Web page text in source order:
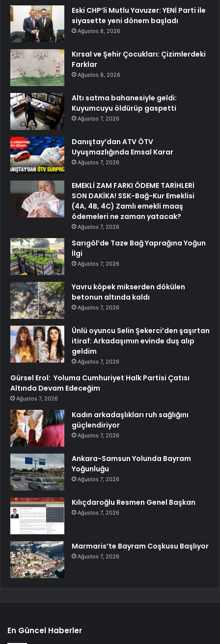
Eski CHP’li Mutlu Yavuzer: YENİ Parti ile
siyasette yeni dönem başladı
Ağustos 8, 2026
Kırsal ve Şehir Çocukları: Çizimlerdeki
Farklar
Ağustos 8, 2026
Altı satma bahanesiyle geldi:
Kuyumcuyu öldürüp gaspetti
Ağustos 7, 2026
Danıştay’dan ATV ÖTV
Uyuşmazlığında Emsal Karar
Ağustos 7, 2026
EMEKLİ ZAM FARKI ÖDEME TARİHLERİ
SON DAKİKA! SSK-Bağ-Kur Emeklisi
(4A, 4B, 4C) Zamlı emekli maaş
ödemeleri ne zaman yatacak?
Ağustos 7, 2026
Sarıgöl’de Taze Bağ Yaprağına Yoğun
İlgi
Ağustos 7, 2026
Yavru köpek mikserden dökülen
betonun altında kaldı
Ağustos 7, 2026
Ünlü oyuncu Selin Şekerci’den şaşırtan
itiraf: Arkadaşımın evinde duş alıp
geldim
Ağustos 7, 2026
Gürsel Erol: Yoluma Cumhuriyet Halk Partisi Çatısı
Altında Devam Edeceğim
Ağustos 7, 2026
Kadın arkadaşlıkları ruh sağlığını
güçlendiriyor
Ağustos 7, 2026
Ankara-Samsun Yolunda Bayram
Yoğunluğu
Ağustos 7, 2026
Kılıçdaroğlu Resmen Genel Başkan
Ağustos 7, 2026
Marmaris’te Bayram Coşkusu Başlıyor
Ağustos 7, 2026
En Güncel Haberler